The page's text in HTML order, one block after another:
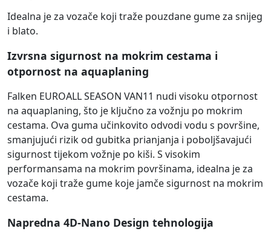
Idealna je za vozače koji traže pouzdane gume za snijeg
i blato.
Izvrsna sigurnost na mokrim cestama i
otpornost na aquaplaning
Falken EUROALL SEASON VAN11 nudi visoku otpornost
na aquaplaning, što je ključno za vožnju po mokrim
cestama. Ova guma učinkovito odvodi vodu s površine,
smanjujući rizik od gubitka prianjanja i poboljšavajući
sigurnost tijekom vožnje po kiši. S visokim
performansama na mokrim površinama, idealna je za
vozače koji traže gume koje jamče sigurnost na mokrim
cestama.
Napredna 4D-Nano Design tehnologija